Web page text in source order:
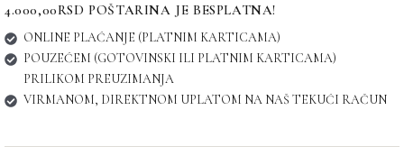
4.000,00RSD POŠTARINA JE BESPLATNA!
ONLINE PLAĆANJE (PLATNIM KARTICAMA)
POUZEĆEM (GOTOVINSKI ILI PLATNIM KARTICAMA)
PRILIKOM PREUZIMANJA
VIRMANOM, DIREKTNOM UPLATOM NA NAŠ TEKUĆI RAČUN